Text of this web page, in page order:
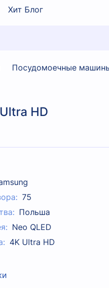
Хит Блог
Посудомоечные
HD
75
Польша
Neo QLED
4K Ultra HD